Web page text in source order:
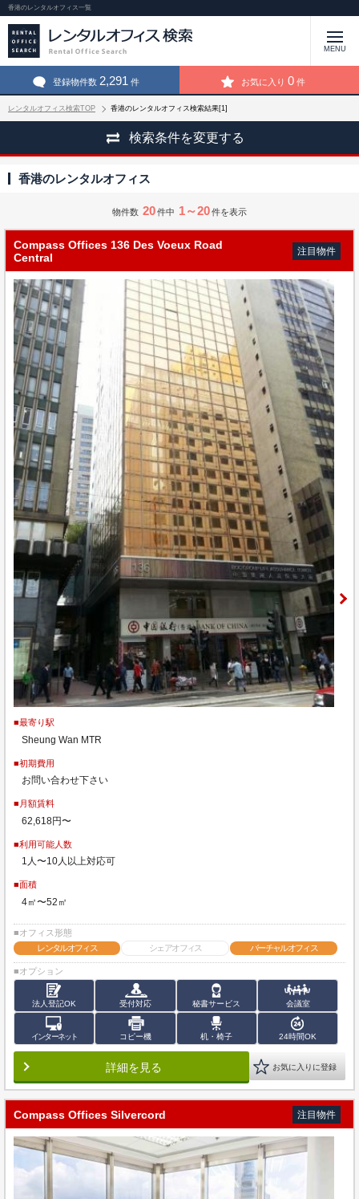
香港のレンタルオフィス一覧
MENU
登録物件数 2,291 件 お気に入り 0 件
レンタルオフィス検索TOP 香港のレンタルオフィス検索結果[1]
検索条件を変更する
香港のレンタルオフィス
物件数 20件中 1～20件を表示
Compass Offices 136 Des Voeux Road
Central
注目物件
■最寄り駅
Sheung Wan MTR
■初期費用
お問い合わせ下さい
■月額賃料
62,618円〜
■利用可能人数
1人〜10人以上対応可
■面積
4㎡〜52㎡
■オフィス形態
レンタルオフィス
シェアオフィス バーチャルオフィス
■オプション
法人登記OK 受付対応 秘書サービス 会議室
インターネット コピー機 机・椅子 24時間OK
詳細を見る お気に入りに登録
Compass Offices Silvercord 注目物件